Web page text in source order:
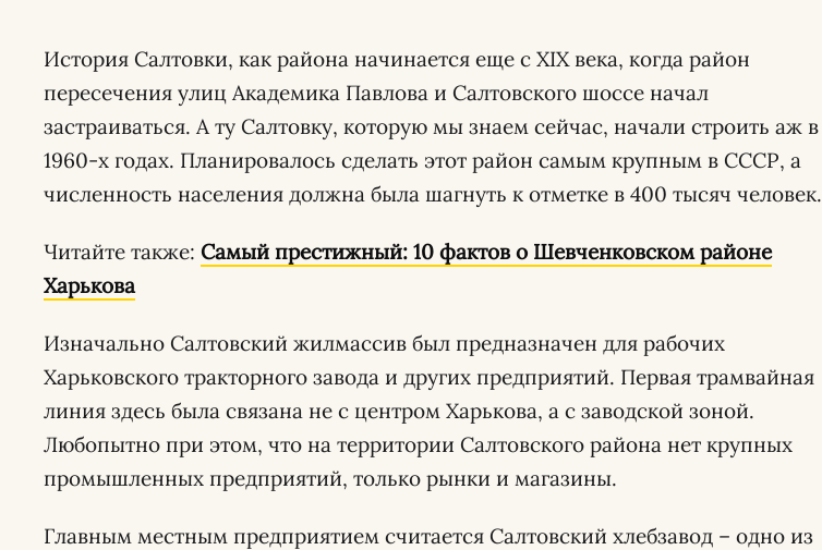
История Салтовки, как района начинается еще с ХІХ века, когда район
пересечения улиц Академика Павлова и Салтовского шоссе начал
застраиваться. А ту Салтовку, которую мы знаем сейчас, начали строить аж в
1960-х годах. Планировалось сделать этот район самым крупным в СССР, а
численность населения должна была шагнуть к отметке в 400 тысяч человек.
Читайте также: Самый престижный: 10 фактов о Шевченковском районе
Харькова
Изначально Салтовский жилмассив был предназначен для рабочих
Харьковского тракторного завода и других предприятий. Первая трамвайная
линия здесь была связана не с центром Харькова, а с заводской зоной.
Любопытно при этом, что на территории Салтовского района нет крупных
промышленных предприятий, только рынки и магазины.
Главным местным предприятием считается Салтовский хлебзавод – одно из